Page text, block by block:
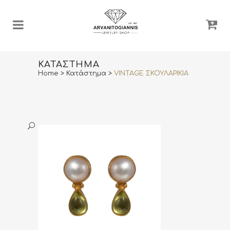
ΚΑΤΆΣΤΗΜΑ
Home > Κατάστημα > VINTAGE ΣΚΟΥΛΑΡΙΚΙΑ